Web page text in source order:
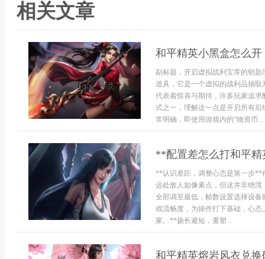
相关文章
和平精英小黑盒怎么
副标题，开启虚拟战利宝库的钥
道具，它是一个虚拟的战利品抽
代表着惊喜与期待，许多玩家追
式之一，理解这一点是开启所有
常明确，即使用游戏内的“物资币...
**配置差怎么打和平
**认识差距，调整心态是第一步**
远处敌人如像素点，但这并非绝
全部调至最低，帧数设置选择设
戏流畅度，为操作打下基础，心
家。**扬长避短，重塑...
和平精英熔岩风衣兑